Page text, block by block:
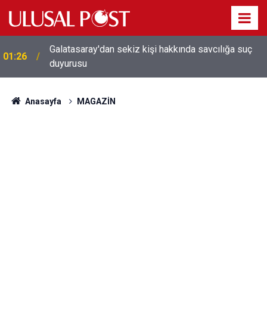
01:26
Galatasaray'dan sekiz kişi hakkında savcılığa suç
duyurusu
Anasayfa MAGAZİN